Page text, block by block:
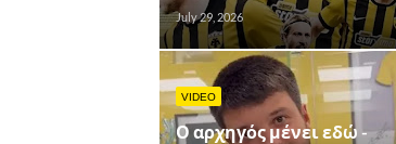
July 29, 2026
VIDEO
Ο αρχηγός μένει εδώ -